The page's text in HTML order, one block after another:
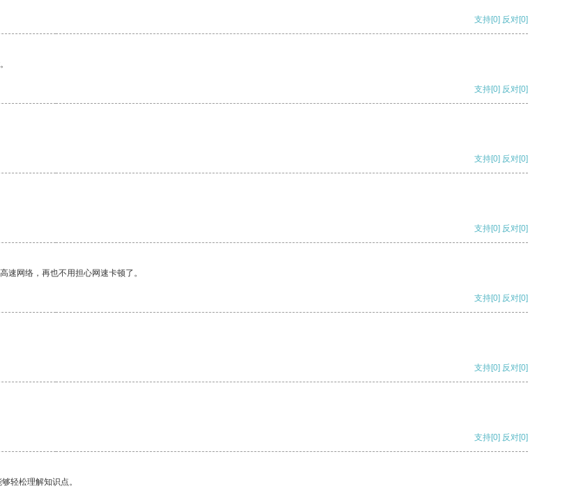
支持[0] 反对[0]
支持[0] 反对[0]
支持[0] 反对[0]
支持[0] 反对[0]
速网络，再也不用担心网速卡顿了。
支持[0] 反对[0]
支持[0] 反对[0]
支持[0] 反对[0]
轻松理解知识点。